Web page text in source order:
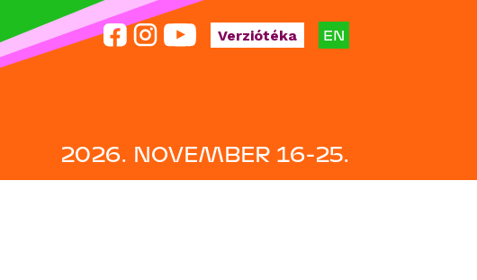
EN
2026. NOVEMBER 16-25.
Verziótéka